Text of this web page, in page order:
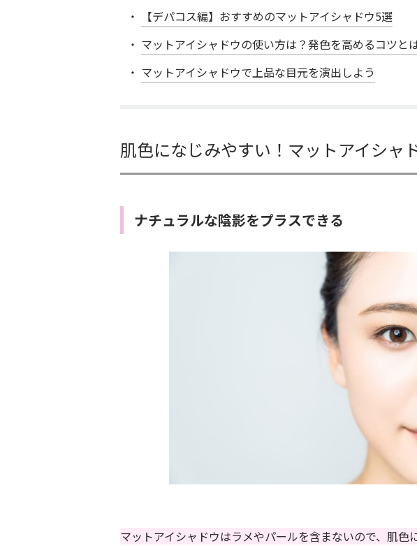
【デパコス編】おすすめのマットアイシャドウ5選
マットアイシャドウの使い方は？発色を高めるコツと
マットアイシャドウで上品な目元を演出しよう
肌色になじみやすい！マットアイシャ
ナチュラルな陰影をプラスできる
マットアイシャドウはラメやパールを含まないので、肌色